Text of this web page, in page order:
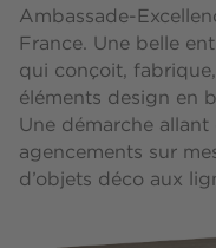
Ambassade-
France. Une belle
qui conçoit,
éléments design en
Une démarche
agencements sur
d’objets déco aux